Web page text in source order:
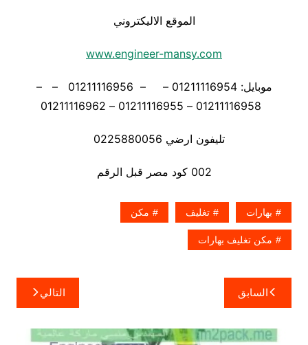
الموقع الاليكتروني
www.engineer-mansy.com
موبايل: 01211116954 – – 01211116956 – –
تليفون ارضي 0225880056
002 كود مصر قبل الرقم
بهارات تغليف مكن
مكن تغليف بهارات
تصفّح
المقالات
السابق التالي